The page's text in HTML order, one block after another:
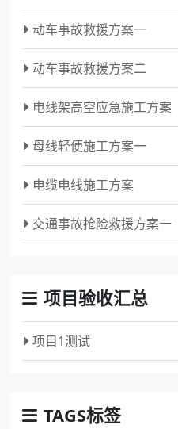
动车事故救援方案一
动车事故救援方案二
电线架高空应急施工方案
母线轻便施工方案一
电缆电线施工方案
交通事故抢险救援方案一
项目验收汇总
项目1测试
TAGS标签